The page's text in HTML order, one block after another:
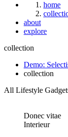
home
about
explore
collection
Demo:
collection
All Lifestyle
Donec vitae
Interieur